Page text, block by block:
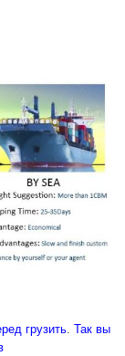
грузить. Так вы